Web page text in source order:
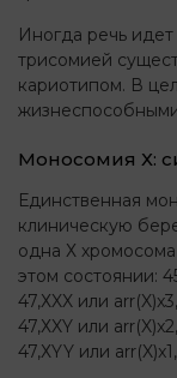
Иногда речь
трисомией
кариотипом. В
Моносомия Х:
Единственная
клиническую
одна Х
этом состоянии:
47,ХXX или
47,ХXY или
47,ХYY или